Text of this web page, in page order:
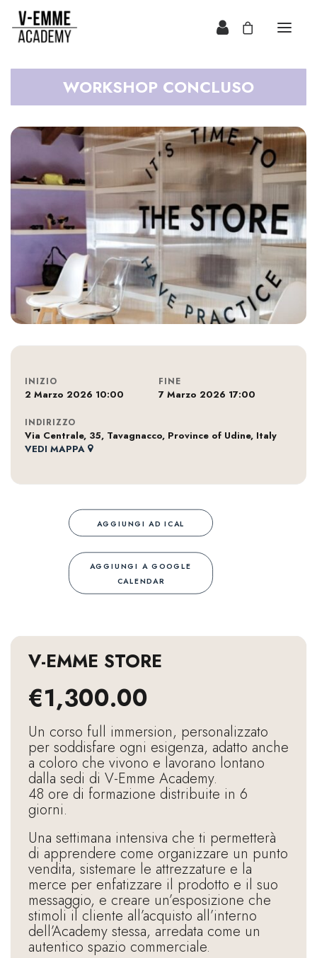
WORKSHOP CONCLUSO
INIZIO
2 Marzo 2026 10:00
FINE
7 Marzo 2026 17:00
INDIRIZZO
Via Centrale, 35, Tavagnacco, Province of Udine, Italy
VEDI MAPPA
AGGIUNGI AD ICAL
AGGIUNGI A GOOGLE
CALENDAR
V-EMME STORE
€1,300.00
Un corso full immersion, personalizzato
per soddisfare ogni esigenza, adatto anche
a coloro che vivono e lavorano lontano
dalla sedi di V-Emme Academy.
48 ore di formazione distribuite in 6
giorni.
Una settimana intensiva che ti permetterà
di apprendere come organizzare un punto
vendita, sistemare le attrezzature e la
merce per enfatizzare il prodotto e il suo
messaggio, e creare un’esposizione che
stimoli il cliente all’acquisto all’interno
dell’Academy stessa, arredata come un
autentico spazio commerciale.